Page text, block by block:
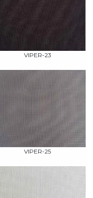
VIPER-23
VIPER-25